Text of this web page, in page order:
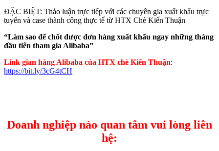
ĐẶC BIỆT: Thảo luận trực tiếp với các chuyên gia xuất khẩu trực
tuyến và case thành công thực tế từ HTX Chè Kiến Thuận
“Làm sao để chốt được đơn hàng xuất khẩu ngay những tháng
đầu tiên tham gia Alibaba”
Link gian hàng Alibaba của HTX chè Kiến Thuận:
https://bit.ly/3cG4tCH
Doanh nghiệp nào quan tâm vui lòng liên
hệ: